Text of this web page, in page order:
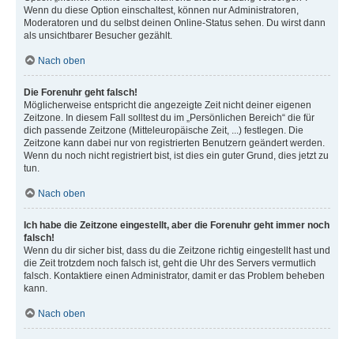
Wenn du diese Option einschaltest, können nur Administratoren,
Moderatoren und du selbst deinen Online-Status sehen. Du wirst dann
als unsichtbarer Besucher gezählt.
Nach oben
Die Forenuhr geht falsch!
Möglicherweise entspricht die angezeigte Zeit nicht deiner eigenen
Zeitzone. In diesem Fall solltest du im „Persönlichen Bereich“ die für
dich passende Zeitzone (Mitteleuropäische Zeit, ...) festlegen. Die
Zeitzone kann dabei nur von registrierten Benutzern geändert werden.
Wenn du noch nicht registriert bist, ist dies ein guter Grund, dies jetzt zu
tun.
Nach oben
Ich habe die Zeitzone eingestellt, aber die Forenuhr geht immer noch
falsch!
Wenn du dir sicher bist, dass du die Zeitzone richtig eingestellt hast und
die Zeit trotzdem noch falsch ist, geht die Uhr des Servers vermutlich
falsch. Kontaktiere einen Administrator, damit er das Problem beheben
kann.
Nach oben